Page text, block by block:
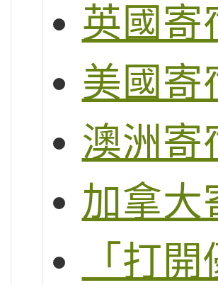
英國寄
美國寄
澳洲寄
加拿大
「打